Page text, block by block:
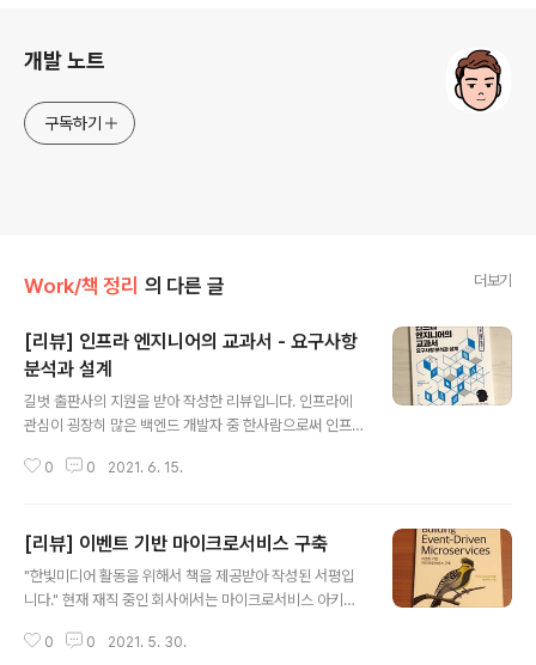
개발 노트
구독하기
Work/책 정리 의 다른 글 더보기
[리뷰] 인프라 엔지니어의 교과서 - 요구사항
분석과 설계
길벗 출판사의 지원을 받아 작성한 리뷰입니다. 인프라에
관심이 굉장히 많은 백엔드 개발자 중 한사람으로써 인프
던 팀들은 개발자로 이루어진 팀들이었기 때문에 인프라
할 수 있는 인프라를 어떻게 구축할 것인가 설계하는 것이
었다. 이 과정 중에 여러 시행착오를 거치기도 했고, 불필요
하게 비용을 낭비하기도 했으며 제대로 된 모니터링 시스
기도 했었다. 이번에 리뷰하게 된 인프라 엔지니어 교과서
0 0 2021. 6. 15.
[리뷰] 이벤트 기반 마이크로서비스 구축
"한빛미디어 활동을 위해서 책을 제공받아 작성된 서평입
니다." 현재 재직 중인 회사에서는 마이크로서비스 아키텍
스에 대해서는 경험이 없었기 때문에 개발 초기 설계 단계
0 0 2021. 5. 30.